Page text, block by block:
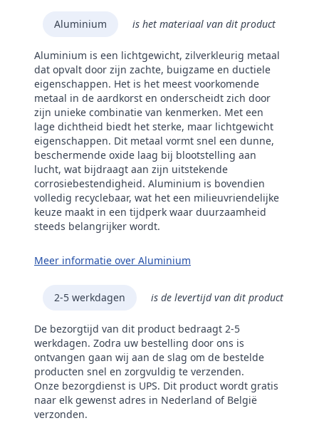
Aluminium is het materiaal van dit product
Aluminium is een lichtgewicht, zilverkleurig metaal
dat opvalt door zijn zachte, buigzame en ductiele
eigenschappen. Het is het meest voorkomende
metaal in de aardkorst en onderscheidt zich door
zijn unieke combinatie van kenmerken. Met een
lage dichtheid biedt het sterke, maar lichtgewicht
eigenschappen. Dit metaal vormt snel een dunne,
beschermende oxide laag bij blootstelling aan
lucht, wat bijdraagt aan zijn uitstekende
corrosiebestendigheid. Aluminium is bovendien
volledig recyclebaar, wat het een milieuvriendelijke
keuze maakt in een tijdperk waar duurzaamheid
steeds belangrijker wordt.
Meer informatie over Aluminium
2-5 werkdagen is de levertijd van dit product
De bezorgtijd van dit product bedraagt 2-5
werkdagen. Zodra uw bestelling door ons is
ontvangen gaan wij aan de slag om de bestelde
producten snel en zorgvuldig te verzenden.
Onze bezorgdienst is UPS. Dit product wordt gratis
naar elk gewenst adres in Nederland of België
verzonden.